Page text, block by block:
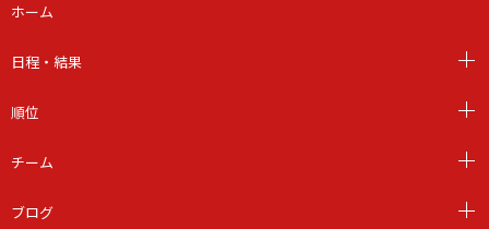
ホーム
日程・結果
順位
チーム
ブログ